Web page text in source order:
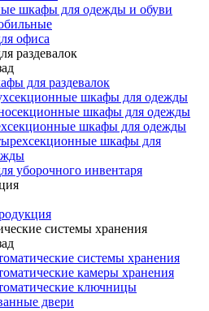
шкафы для одежды и обуви
офиса
раздевалок
для раздевалок
шкафы для одежды
шкафы для одежды
шкафы для одежды
шкафы для
уборочного инвентаря
системы хранения
системы хранения
камеры хранения
ключницы
двери